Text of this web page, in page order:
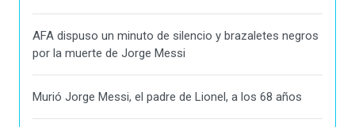
AFA dispuso un minuto de silencio y brazaletes negros
por la muerte de Jorge Messi
Murió Jorge Messi, el padre de Lionel, a los 68 años